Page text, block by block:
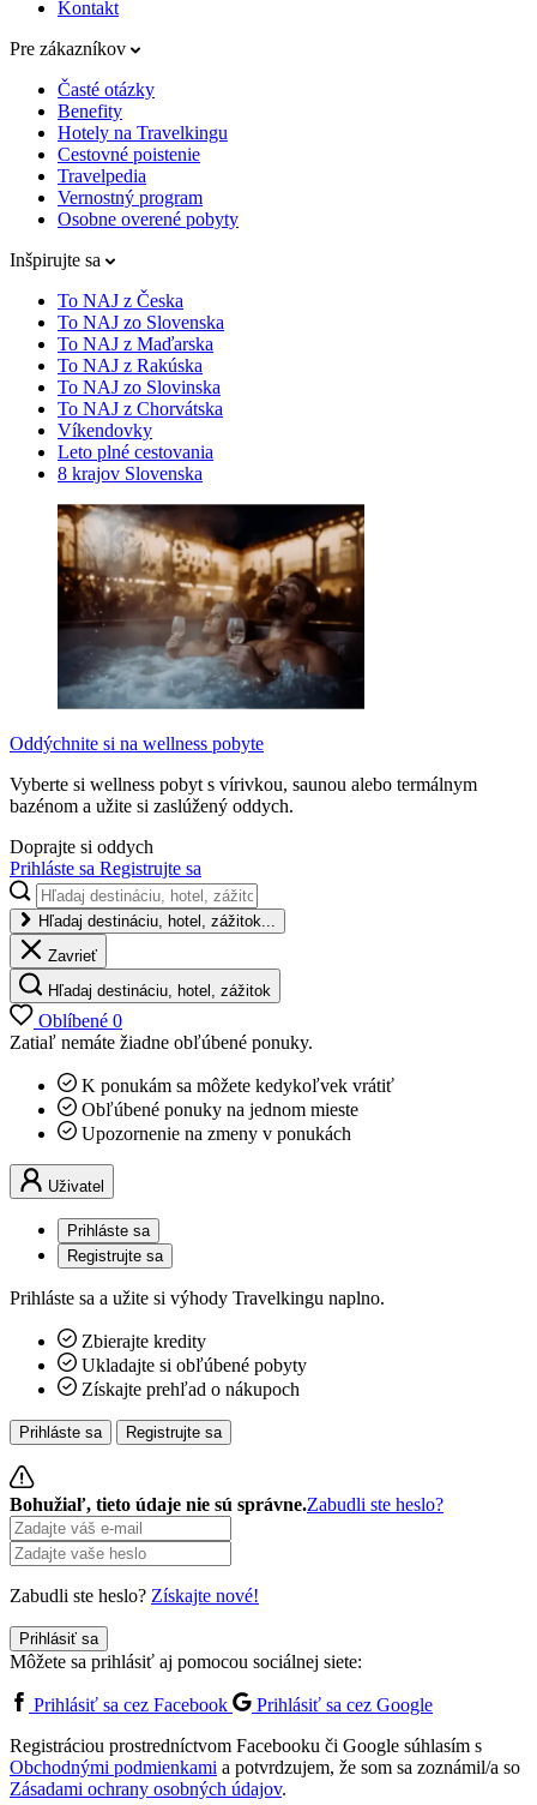
Kontakt
Pre zákazníkov
Časté otázky
Benefity
Hotely na Travelkingu
Cestovné poistenie
Travelpedia
Vernostný program
Osobne overené pobyty
Inšpirujte sa
To NAJ z Česka
To NAJ zo Slovenska
To NAJ z Maďarska
To NAJ z Rakúska
To NAJ zo Slovinska
To NAJ z Chorvátska
Víkendovky
Leto plné cestovania
8 krajov Slovenska
Oddýchnite si na wellness pobyte
Vyberte si wellness pobyt s vírivkou, saunou alebo termálnym
bazénom a užite si zaslúžený oddych.
Doprajte si oddych
Prihláste sa Registrujte sa
Hľadaj destináciu, hotel, zážitok...
Zavrieť
Hľadaj destináciu, hotel, zážitok
Oblíbené 0
Zatiaľ nemáte žiadne obľúbené ponuky.
K ponukám sa môžete kedykoľvek vrátiť
Obľúbené ponuky na jednom mieste
Upozornenie na zmeny v ponukách
Uživatel
Prihláste sa
Registrujte sa
Prihláste sa a užite si výhody Travelkingu naplno.
Zbierajte kredity
Ukladajte si obľúbené pobyty
Získajte prehľad o nákupoch
Prihláste sa Registrujte sa
Bohužiaľ, tieto údaje nie sú správne.Zabudli ste heslo?
Zabudli ste heslo? Získajte nové!
Prihlásiť sa
Môžete sa prihlásiť aj pomocou sociálnej siete:
Prihlásiť sa cez Facebook
Prihlásiť sa cez Google
Registráciou prostredníctvom Facebooku či Google súhlasím s
Obchodnými podmienkami a potvrdzujem, že som sa zoznámil/a so
Zásadami ochrany osobných údajov.